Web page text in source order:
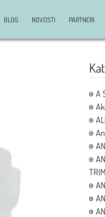
BLOG NOVOSTI PARTNERI
A